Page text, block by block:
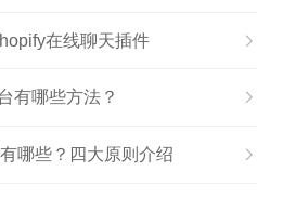
在线聊天插件
有哪些方法？
哪些？四大原则介绍